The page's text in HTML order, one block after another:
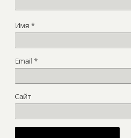
Имя *
Email *
Сайт